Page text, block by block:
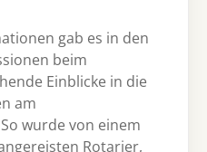
gab es in den
beim
Einblicke in die
am
wurde von einem
Rotarier,